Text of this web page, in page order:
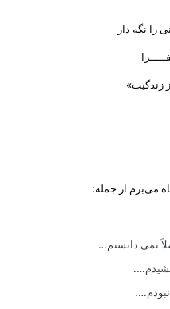
را نگه دار
زندگیت»
می‌برم از جمله:
نمی دانستم…